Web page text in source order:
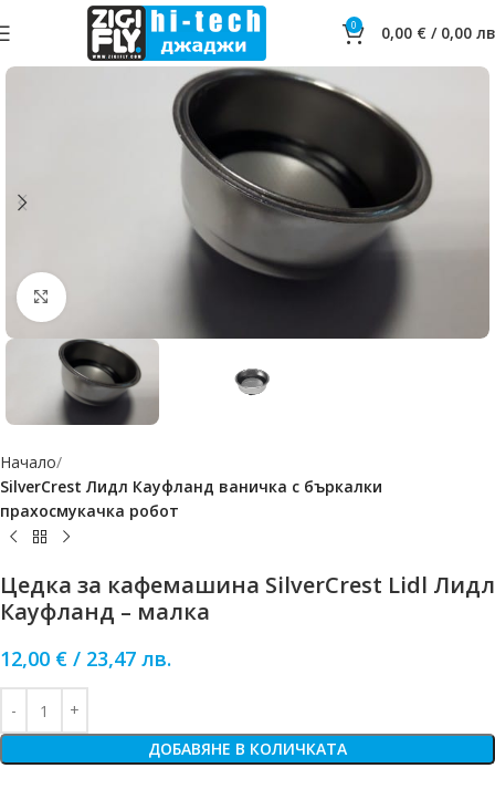
0 0,00 € / 0,00
Click to enlarge
Начало
SilverCrest Лидл Кауфланд ваничка с бъркалки
прахосмукачка робот
Цедка за кафемашина SilverCrest Lidl Лидл
Кауфланд – малка
12,00 € / 23,47 лв.
ДОБАВЯНЕ В КОЛИЧКАТА